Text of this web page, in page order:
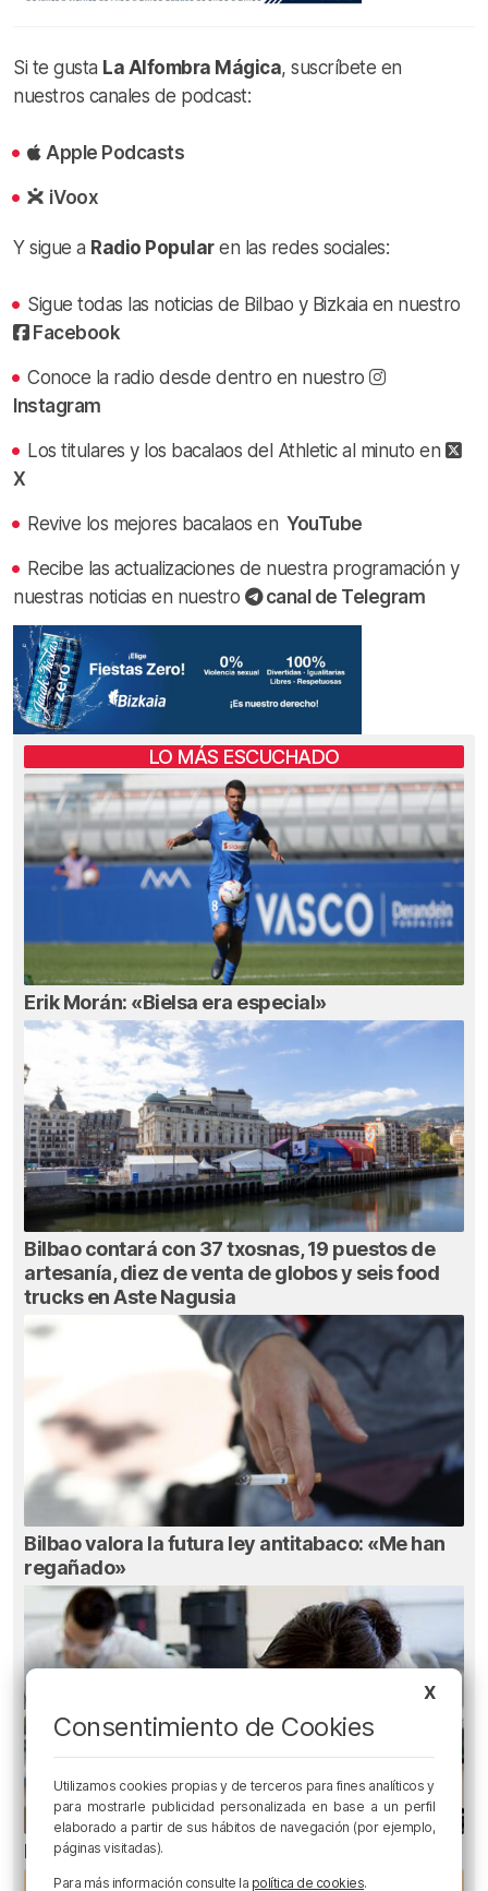
Si te gusta La Alfombra Mágica, suscríbete en
nuestros canales de podcast:
Apple Podcasts
iVoox
Y sigue a Radio Popularen las redes sociales:
Sigue todas las noticias de Bilbao y Bizkaia en nuestro
Facebook
Conoce la radio desde dentro en nuestro
Instagram
Los titulares y los bacalaos del Athletic al minuto en
X
Revive los mejores bacalaos en YouTube
Recibe las actualizaciones de nuestra programación y
nuestras noticias en nuestro
canal de Telegram
LO MÁS ESCUCHADO
Erik Morán: «Bielsa era especial»
Bilbao contará con 37 txosnas, 19 puestos de
artesanía, diez de venta de globos y seis food
trucks en Aste Nagusia
Bilbao valora la futura ley antitabaco: «Me han
regañado»
Los hombres deciden qué se publica en ciencia
X
Consentimiento de Cookies
Utilizamos cookies propias y de terceros para fines analíticos y
para mostrarle publicidad personalizada en base a un perfil
elaborado a partir de sus hábitos de navegación (por ejemplo,
páginas visitadas).
Para más información consulte la política de cookies.